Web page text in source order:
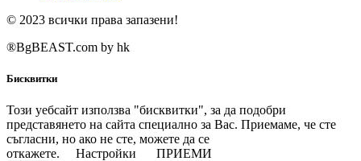
© 2023 всички права запазени!
®BgBEAST.com by hk
Бисквитки
Този уебсайт използва "бисквитки", за да подобри
представянето на сайта специално за Вас. Приемаме, че сте
съгласни, но ако не сте, можете да се
откажете.
Настройки ПРИЕМИ